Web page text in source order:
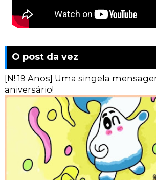
O post da vez
[N! 19 Anos] Uma singela
aniversário!